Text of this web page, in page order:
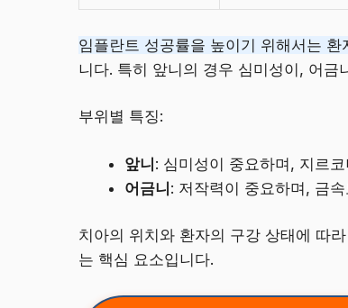
임플란트 성공률을 높이기 위해서는
니다. 특히 앞니의 경우 심미성이, 어금
부위별 특징:
앞니: 심미성이 중요하며, 지르
어금니: 저작력이 중요하며, 금
치아의 위치와 환자의 구강 상태에 따
는 핵심 요소입니다.